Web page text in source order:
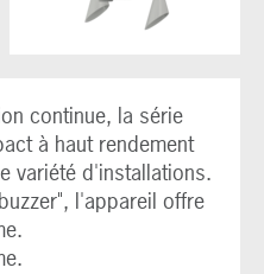
continue, la série
à haut rendement
variété d'installations.
l'appareil offre